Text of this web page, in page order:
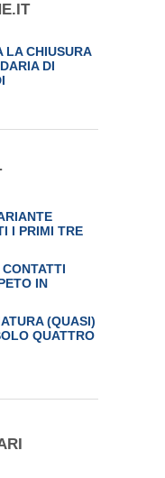
LA CHIUSURA
DI
I PRIMI TRE
IN
(QUASI)
QUATTRO